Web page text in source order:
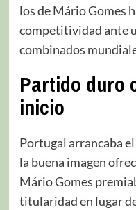
los de Mário Gomes
competitividad ante
combinados
Partido duro
inicio
Portugal arrancaba
la buena imagen
Mário Gomes
titularidad en lugar